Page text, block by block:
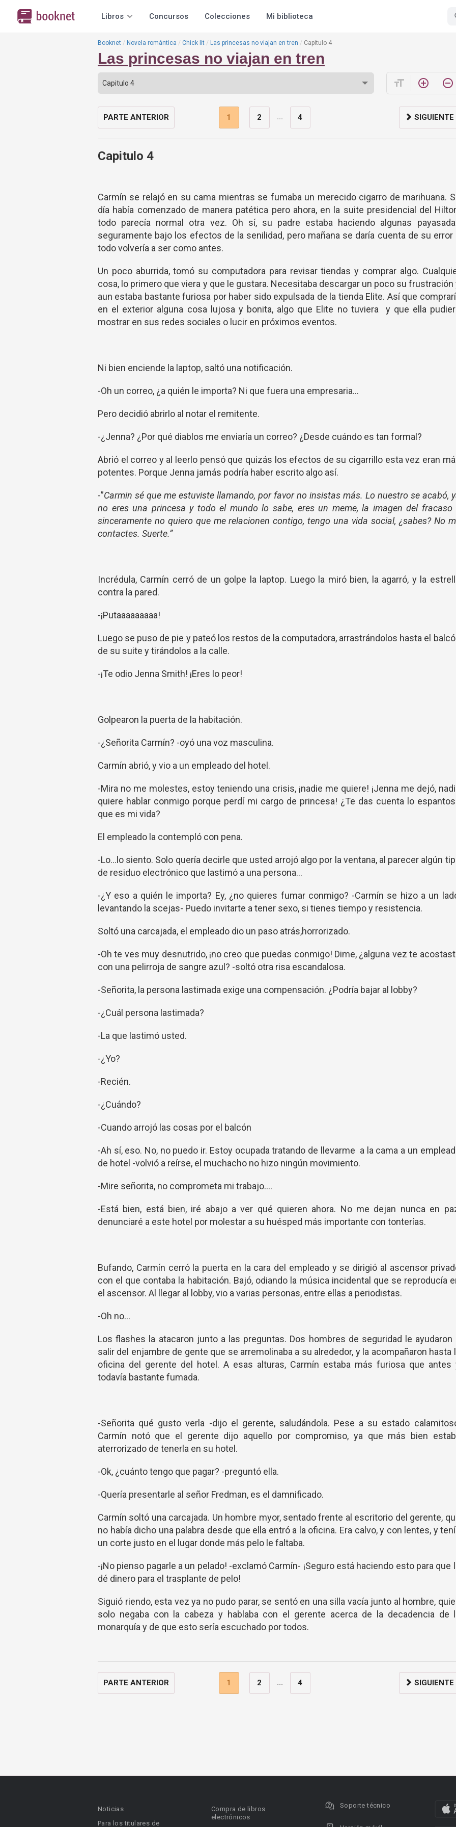
Libros Concursos Colecciones Mi biblioteca
Booknet Novela romántica Chick lit Las princesas no viajan en tren Capitulo 4
Las princesas no viajan en tren
format_size add_circle_outline remove_circle_outline
PARTE ANTERIOR 1 2 ... 4 SIGUIENTE
Capitulo 4
Carmín se relajó en su cama mientras se fumaba un merecido cigarro de marihuana.
día había comenzado de manera patética pero ahora, en la suite presidencial del
todo parecía normal otra vez. Oh sí, su padre estaba haciendo algunas
seguramente bajo los efectos de la senilidad, pero mañana se daría cuenta de su error
todo volvería a ser como antes.
Un poco aburrida, tomó su computadora para revisar tiendas y comprar algo.
cosa, lo primero que viera y que le gustara. Necesitaba descargar un poco su frustración
aun estaba bastante furiosa por haber sido expulsada de la tienda Elite. Así que
en el exterior alguna cosa lujosa y bonita, algo que Elite no tuviera y que ella
mostrar en sus redes sociales o lucir en próximos eventos.
Ni bien enciende la laptop, saltó una notificación.
-Oh un correo, ¿a quién le importa? Ni que fuera una empresaria…
Pero decidió abrirlo al notar el remitente.
-¿Jenna? ¿Por qué diablos me enviaría un correo? ¿Desde cuándo es tan formal?
Abrió el correo y al leerlo pensó que quizás los efectos de su cigarrillo esta vez eran
potentes. Porque Jenna jamás podría haber escrito algo así.
-”Carmin sé que me estuviste llamando, por favor no insistas más. Lo nuestro se acabó,
no eres una princesa y todo el mundo lo sabe, eres un meme, la imagen del fracaso
sinceramente no quiero que me relacionen contigo, tengo una vida social, ¿sabes? No
contactes. Suerte.”
Incrédula, Carmín cerró de un golpe la laptop. Luego la miró bien, la agarró, y la
contra la pared.
-¡Putaaaaaaaaa!
Luego se puso de pie y pateó los restos de la computadora, arrastrándolos hasta el
de su suite y tirándolos a la calle.
-¡Te odio Jenna Smith! ¡Eres lo peor!
Golpearon la puerta de la habitación.
-¿Señorita Carmín? -oyó una voz masculina.
Carmín abrió, y vio a un empleado del hotel.
-Mira no me molestes, estoy teniendo una crisis, ¡nadie me quiere! ¡Jenna me dejó,
quiere hablar conmigo porque perdí mi cargo de princesa! ¿Te das cuenta lo
que es mi vida?
El empleado la contempló con pena.
-Lo…lo siento. Solo quería decirle que usted arrojó algo por la ventana, al parecer algún
de residuo electrónico que lastimó a una persona…
-¿Y eso a quién le importa? Ey, ¿no quieres fumar conmigo? -Carmín se hizo a un
levantando la scejas- Puedo invitarte a tener sexo, si tienes tiempo y resistencia.
Soltó una carcajada, el empleado dio un paso atrás,horrorizado.
-Oh te ves muy desnutrido, ¡no creo que puedas conmigo! Dime, ¿alguna vez te
con una pelirroja de sangre azul? -soltó otra risa escandalosa.
-Señorita, la persona lastimada exige una compensación. ¿Podría bajar al lobby?
-¿Cuál persona lastimada?
-La que lastimó usted.
-¿Yo?
-Recién.
-¿Cuándo?
-Cuando arrojó las cosas por el balcón
-Ah sí, eso. No, no puedo ir. Estoy ocupada tratando de llevarme a la cama a un
de hotel -volvió a reírse, el muchacho no hizo ningún movimiento.
-Mire señorita, no comprometa mi trabajo….
-Está bien, está bien, iré abajo a ver qué quieren ahora. No me dejan nunca en
denunciaré a este hotel por molestar a su huésped más importante con tonterías.
Bufando, Carmín cerró la puerta en la cara del empleado y se dirigió al ascensor
con el que contaba la habitación. Bajó, odiando la música incidental que se reproducía
el ascensor. Al llegar al lobby, vio a varias personas, entre ellas a periodistas.
-Oh no…
Los flashes la atacaron junto a las preguntas. Dos hombres de seguridad le ayudaron
salir del enjambre de gente que se arremolinaba a su alrededor, y la acompañaron hasta
oficina del gerente del hotel. A esas alturas, Carmín estaba más furiosa que antes
todavía bastante fumada.
-Señorita qué gusto verla -dijo el gerente, saludándola. Pese a su estado
Carmín notó que el gerente dijo aquello por compromiso, ya que más bien
aterrorizado de tenerla en su hotel.
-Ok, ¿cuánto tengo que pagar? -preguntó ella.
-Quería presentarle al señor Fredman, es el damnificado.
Carmín soltó una carcajada. Un hombre myor, sentado frente al escritorio del gerente,
no había dicho una palabra desde que ella entró a la oficina. Era calvo, y con lentes, y
un corte justo en el lugar donde más pelo le faltaba.
-¡No pienso pagarle a un pelado! -exclamó Carmín- ¡Seguro está haciendo esto para que
dé dinero para el trasplante de pelo!
Siguió riendo, esta vez ya no pudo parar, se sentó en una silla vacía junto al hombre,
solo negaba con la cabeza y hablaba con el gerente acerca de la decadencia de
monarquía y de que esto sería escuchado por todos.
PARTE ANTERIOR 1 2 ... 4 SIGUIENTE
Noticias
Para los titulares de
Compra de libros
electrónicos
Soporte técnico